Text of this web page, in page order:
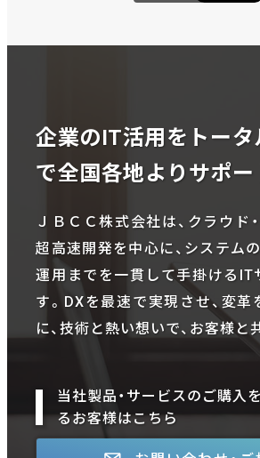
企業のIT活用をトータ
で全国各地よりサポー
ＪＢＣＣ株式会社は、クラウド
超高速開発を中心に、システム
運用までを一貫して手掛けるIT
す。DXを最速で実現させ、変
に、技術と熱い想いで、お客様と
当社製品・サービスのご購入
るお客様はこちら